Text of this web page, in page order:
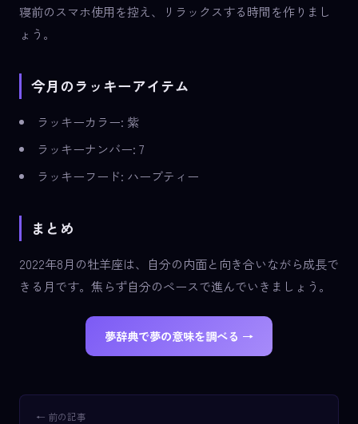
寝前のスマホ使用を控え、リラックスする時間を作りまし
ょう。
今月のラッキーアイテム
ラッキーカラー: 紫
ラッキーナンバー: 7
ラッキーフード: ハーブティー
まとめ
2022年8月の牡羊座は、自分の内面と向き合いながら成長で
きる月です。焦らず自分のペースで進んでいきましょう。
夢辞典で夢の意味を調べる →
← 前の記事